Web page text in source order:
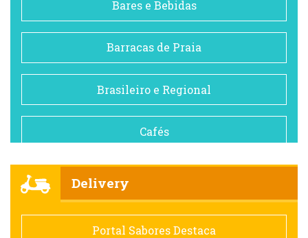
Bares e Bebidas
Barracas de Praia
Brasileiro e Regional
Cafés
Comida saudável
Delivery
Portal Sabores Destaca